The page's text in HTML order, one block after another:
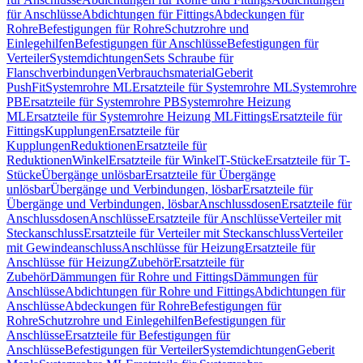
für AnschlüsseAbdichtungen für FittingsAbdeckungen für
RohreBefestigungen für RohreSchutzrohre und
EinlegehilfenBefestigungen für AnschlüsseBefestigungen für
VerteilerSystemdichtungenSets Schraube für
FlanschverbindungenVerbrauchsmaterialGeberit
PushFitSystemrohre MLErsatzteile für Systemrohre MLSystemrohre
PBErsatzteile für Systemrohre PBSystemrohre Heizung
MLErsatzteile für Systemrohre Heizung MLFittingsErsatzteile für
FittingsKupplungenErsatzteile für
KupplungenReduktionenErsatzteile für
ReduktionenWinkelErsatzteile für WinkelT-StückeErsatzteile für T-
StückeÜbergänge unlösbarErsatzteile für Übergänge
unlösbarÜbergänge und Verbindungen, lösbarErsatzteile für
Übergänge und Verbindungen, lösbarAnschlussdosenErsatzteile für
AnschlussdosenAnschlüsseErsatzteile für AnschlüsseVerteiler mit
SteckanschlussErsatzteile für Verteiler mit SteckanschlussVerteiler
mit GewindeanschlussAnschlüsse für HeizungErsatzteile für
Anschlüsse für HeizungZubehörErsatzteile für
ZubehörDämmungen für Rohre und FittingsDämmungen für
AnschlüsseAbdichtungen für Rohre und FittingsAbdichtungen für
AnschlüsseAbdeckungen für RohreBefestigungen für
RohreSchutzrohre und EinlegehilfenBefestigungen für
AnschlüsseErsatzteile für Befestigungen für
AnschlüsseBefestigungen für VerteilerSystemdichtungenGeberit